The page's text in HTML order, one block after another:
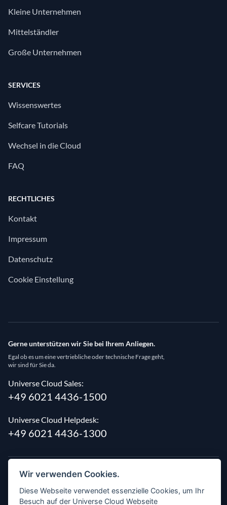
Kleine Unternehmen
Mittelständler
Große Unternehmen
SERVICES
Wissenswertes
Selfcare Tutorials
Wechsel in die Cloud
FAQ
RECHTLICHES
Kontakt
Impressum
Datenschutz
Cookie Einstellung
Gerne unterstützen wir Sie bei Ihrem Anliegen.
Egal ob es um eine vertriebliche oder technische Frage geht,
wir sind für Sie da.
Universe Cloud Sales:
+49 6021 4436-1500
Universe Cloud Helpdesk:
+49 6021 4436-1300
Wir verwenden Cookies.
Diese Webseite verwendet essenzielle Cookies, um Ihr
Besuch auf der Universe Cloud Webseite